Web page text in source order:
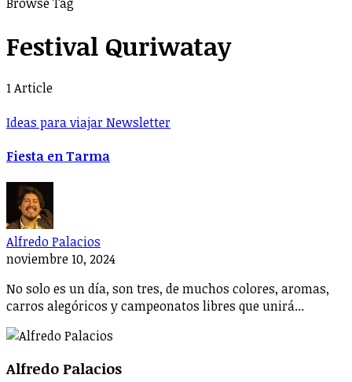
Festival Quriwatay
1 Article
Ideas para viajar Newsletter
Fiesta en Tarma
Alfredo Palacios
noviembre 10, 2024
No solo es un día, son tres, de muchos colores, aromas,
carros alegóricos y campeonatos libres que unirá...
Alfredo Palacios